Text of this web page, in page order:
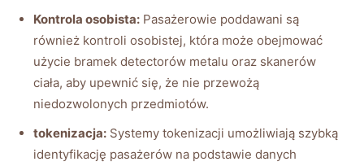
Kontrola osobista: Pasażerowie poddawani są
również kontroli osobistej, która może obejmować
użycie bramek‌ detectorów metalu oraz skanerów
ciała, aby⁣ upewnić⁤ się, że nie przewożą
niedozwolonych przedmiotów.
tokenizacja: Systemy tokenizacji umożliwiają szybką
identyfikację pasażerów na podstawie danych⁣